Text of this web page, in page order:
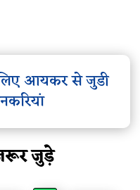
आयकर से जुडी
जुड़े